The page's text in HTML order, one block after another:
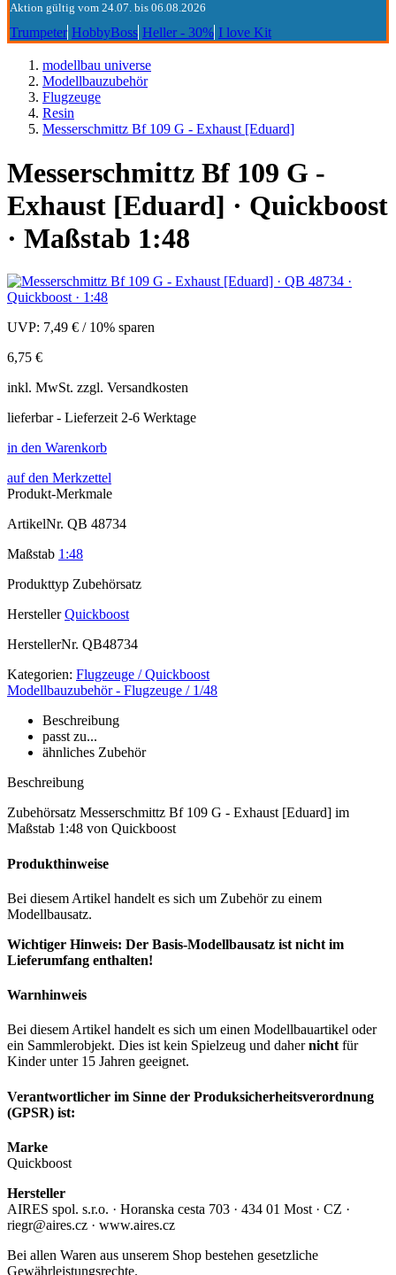
Aktion gültig vom 24.07. bis 06.08.2026
Trumpeter HobbyBoss Heller - 30% I love Kit
modellbau universe
Modellbauzubehör
Flugzeuge
Resin
Messerschmittz Bf 109 G - Exhaust [Eduard]
Messerschmittz Bf 109 G -
Exhaust [Eduard] · Quickboost
· Maßstab 1:48
UVP: 7,49 € / 10% sparen
6,75 €
inkl. MwSt. zzgl. Versandkosten
lieferbar - Lieferzeit 2-6 Werktage
in den Warenkorb
auf den Merkzettel
Produkt-Merkmale
ArtikelNr. QB 48734
Maßstab 1:48
Produkttyp Zubehörsatz
Hersteller Quickboost
HerstellerNr. QB48734
Kategorien: Flugzeuge / Quickboost
Modellbauzubehör - Flugzeuge / 1/48
Beschreibung
passt zu...
ähnliches Zubehör
Beschreibung
Zubehörsatz Messerschmittz Bf 109 G - Exhaust [Eduard] im
Maßstab 1:48 von Quickboost
Produkthinweise
Bei diesem Artikel handelt es sich um Zubehör zu einem
Modellbausatz.
Wichtiger Hinweis: Der Basis-Modellbausatz ist nicht im
Lieferumfang enthalten!
Warnhinweis
Bei diesem Artikel handelt es sich um einen Modellbauartikel oder
ein Sammlerobjekt. Dies ist kein Spielzeug und dahernicht für
Kinder unter 15 Jahren geeignet.
Verantwortlicher im Sinne der Produksicherheitsverordnung
(GPSR) ist:
Marke
Quickboost
Hersteller
AIRES spol. s.r.o. · Horanska cesta 703 · 434 01 Most · CZ ·
riegr@aires.cz · www.aires.cz
Bei allen Waren aus unserem Shop bestehen gesetzliche
Gewährleistungsrechte.